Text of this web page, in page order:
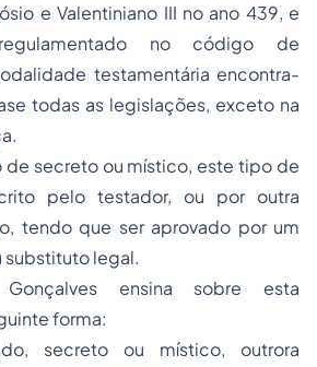
e Valentiniano III no ano 439, e
no código de
testamentária encontra-
todas as legislações, exceto na
de secreto ou místico, este tipo de
pelo testador, ou por outra
tendo que ser aprovado por um
substituto legal.
ensina sobre esta
forma:
secreto ou místico, outrora